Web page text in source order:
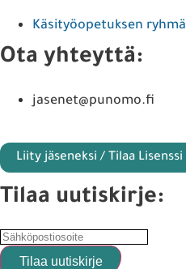
Käsityöopetuksen ryhmä
Ota yhteyttä:
jasenet@punomo.fi
Liity jäseneksi / Tilaa Lisenssi
Tilaa uutiskirje: